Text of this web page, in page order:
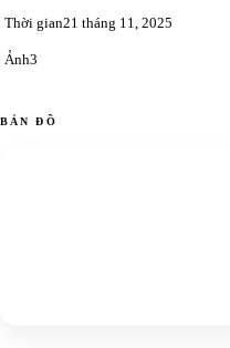
Thời gian21 tháng 11, 2025
Ảnh3
BẢN ĐỒ